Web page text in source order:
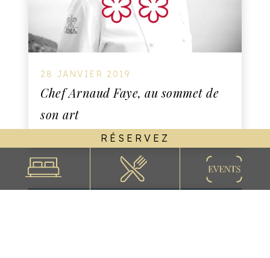
RÉSERVEZ
28 JANVIER 2019
Chef Arnaud Faye, au sommet de
son art